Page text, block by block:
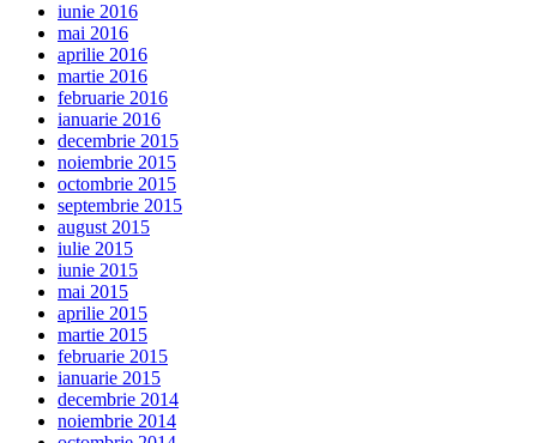
iunie 2016
mai 2016
aprilie 2016
martie 2016
februarie 2016
ianuarie 2016
decembrie 2015
noiembrie 2015
octombrie 2015
septembrie 2015
august 2015
iulie 2015
iunie 2015
mai 2015
aprilie 2015
martie 2015
februarie 2015
ianuarie 2015
decembrie 2014
noiembrie 2014